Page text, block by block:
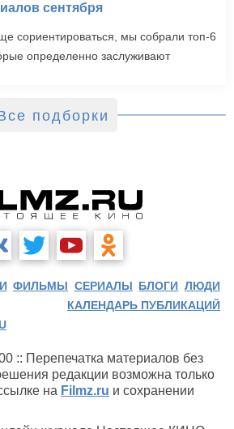
сентября
сориентироваться, мы собрали топ-6
определенно заслуживают
подборки
ФИЛЬМЫ СЕРИАЛЫ БЛОГИ ЛЮДИ
КАЛЕНДАРЬ ПУБЛИКАЦИЙ
:: Перепечатка материалов без
редакции возможна только
на Filmz.ru и сохранении